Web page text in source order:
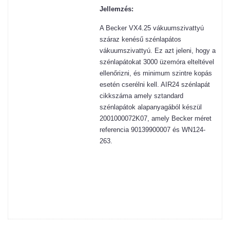
Jellemzés:
A Becker VX4.25 vákuumszivattyú
száraz kenésű szénlapátos
vákuumszivattyú. Ez azt jeleni, hogy a
szénlapátokat 3000 üzemóra elteltével
ellenőrizni, és minimum szintre kopás
esetén cserélni kell. AIR24 szénlapát
cikkszáma amely sztandard
szénlapátok alapanyagából készül
2001000072K07, amely Becker méret
referencia 90139900007 és WN124-
263.